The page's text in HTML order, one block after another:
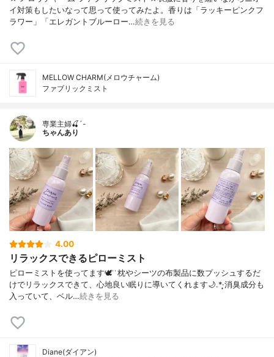
イ対策もしたいなって思って使ってみたよ。香りは「ラッキーピンクフ
ラワー」「エレガントブルーロー…続きを見る
MELLOW CHARM(メロウチャーム)
ファブリックミスト
専業主婦🍒´-
ちゃんあり
4.00
リラックスできるピローミスト
ピローミストを使ってます🕊 ͗ ͗枕やシーツの布製品に数プッシュするだ
けでリラックスできて、心地良い眠りに導いてくれます🌙.*·̩͙消臭成分も
入っていて、ベル…続きを見る
Diane(ダイアン)